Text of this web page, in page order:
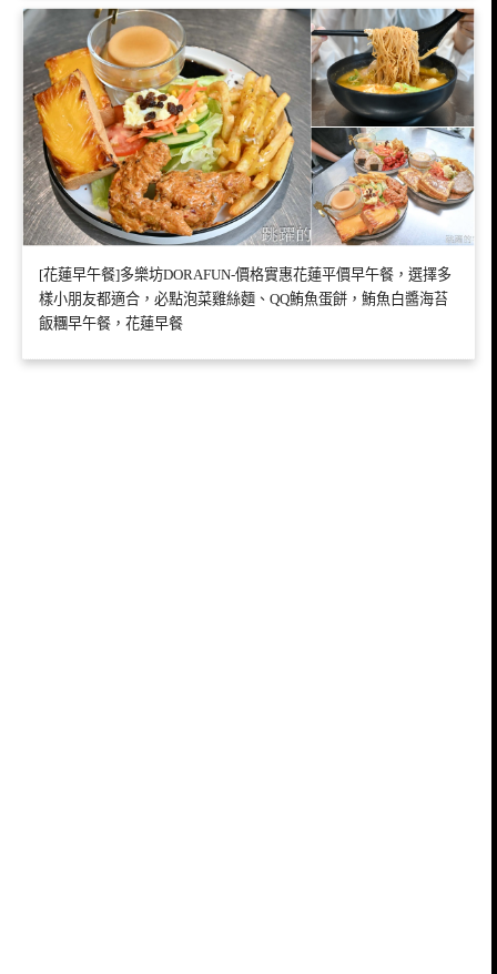
[花蓮早午餐]多樂坊DORAFUN-價格實惠花蓮平價早午餐，選擇多
樣小朋友都適合，必點泡菜雞絲麵、QQ鮪魚蛋餅，鮪魚白醬海苔
飯糰早午餐，花蓮早餐